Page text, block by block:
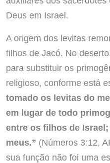
Deus em Israel.
A origem dos levitas
filhos de Jacó. No
para substituir os
religioso, conforme está
tomado os levitas do
em lugar de todo
entre os filhos de
meus.” (Números 3:12,
sua função não foi uma